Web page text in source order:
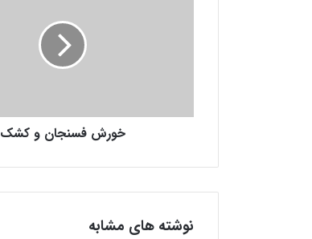
ا
ک
خورش فسنجان و کشک
نوشته های مشابه